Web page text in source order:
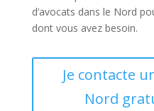
d’avocats dans le Nord
dont vous avez besoin.
Je contacte
Nord